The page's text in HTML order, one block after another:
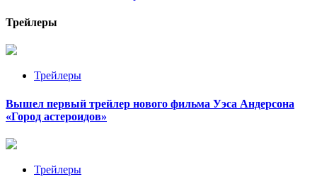
Трейлеры
Трейлеры
Вышел первый трейлер нового фильма Уэса Андерсона
«Город астероидов»
Трейлеры